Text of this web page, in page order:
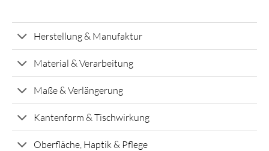
Herstellung & Manufaktur
Material & Verarbeitung
Maße & Verlängerung
Kantenform & Tischwirkung
Oberfläche, Haptik & Pflege